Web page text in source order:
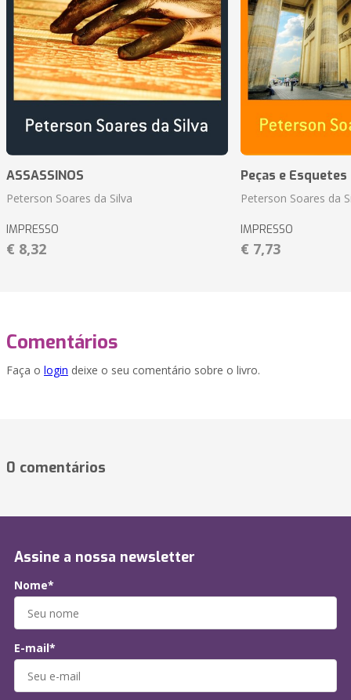
ASSASSINOS
Peterson Soares da Silva
IMPRESSO
€ 8,32
Peças e
Peterson Soares da
IMPRESSO
€ 7,73
Comentários
Faça o login deixe o seu comentário sobre o livro.
0 comentários
Assine a nossa newsletter
Nome*
E-mail*